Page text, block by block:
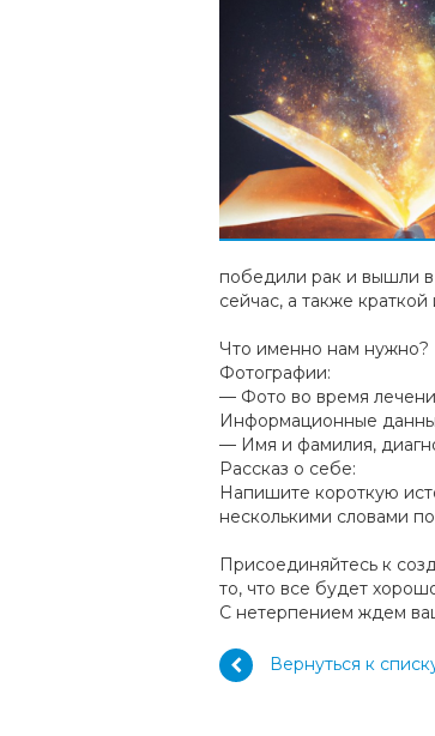
победили рак и вышли
сейчас, а также
Что именно нам нужно?
Фотографии:
— Фото во время
Информационные
— Имя и фамилия,
Рассказ о себе:
Напишите короткую
несколькими словами
Присоединяйтесь к
то, что все будет
С нетерпением ждем
Вернуться к